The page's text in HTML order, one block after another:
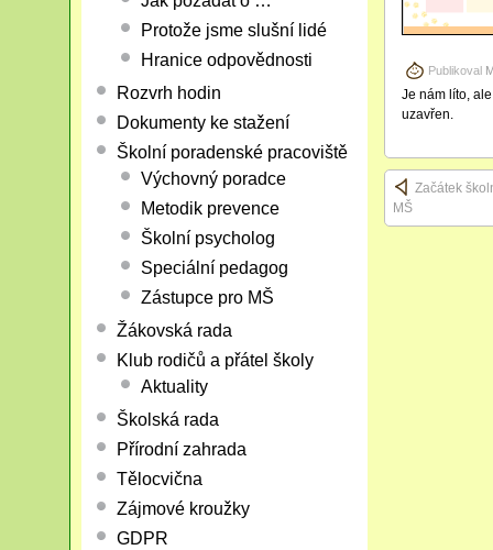
Publikoval
Je nám líto,
uzavřen.
Začátek
MŠ
Protože jsme slušní lidé
Hranice odpovědnosti
Rozvrh hodin
Dokumenty ke stažení
Školní poradenské pracoviště
Výchovný poradce
Metodik prevence
Školní psycholog
Speciální pedagog
Zástupce pro MŠ
Žákovská rada
Klub rodičů a přátel školy
Aktuality
Školská rada
Přírodní zahrada
Tělocvična
Zájmové kroužky
GDPR